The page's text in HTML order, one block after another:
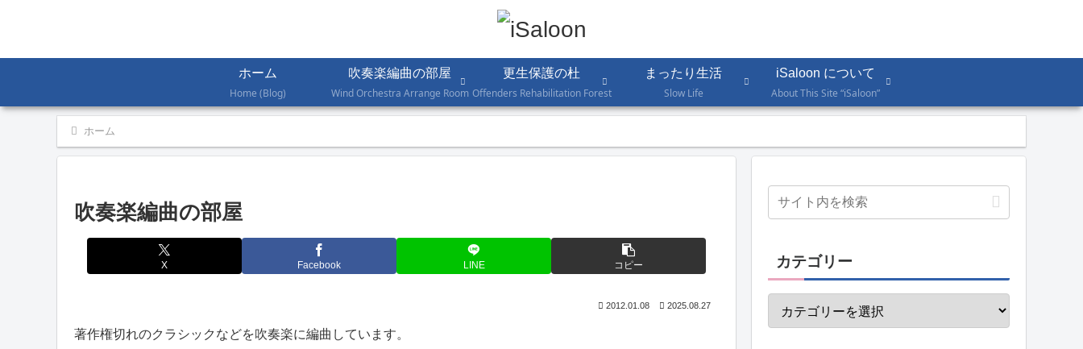
ホーム
Home (Blog)
吹奏楽編曲の部屋
Wind Orchestra Arrange Room
更生保護の杜
Offenders Rehabilitation Forest
まったり生活
Slow Life
iSaloon について
About This Site “iSaloon”
ホーム
吹奏楽編曲の部屋
X Facebook LINE コピー
2012.01.08 2025.08.27
著作権切れのクラシックなどを吹奏楽に編曲しています。
カテゴリー